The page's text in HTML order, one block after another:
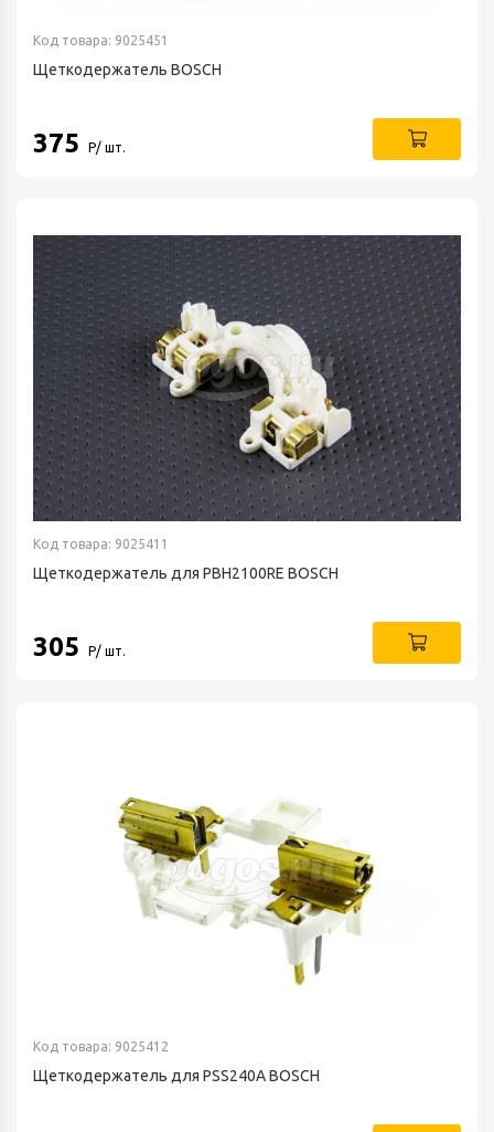
Код товара: 9025451
Щеткодержатель BOSCH
375 Р/ шт.
Код товара: 9025411
Щеткодержатель для PBH2100RE BOSCH
305 Р/ шт.
Код товара: 9025412
Щеткодержатель для PSS240A BOSCH